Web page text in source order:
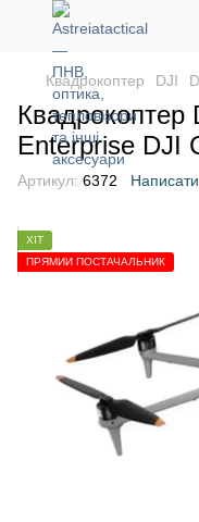
Квадрокоптер DJI
Квадрокоптер
Enterprise DJI
Артикул: 6372 Написати
ХІТ
ПРЯМИЙ ПОСТАЧАЛЬНИК